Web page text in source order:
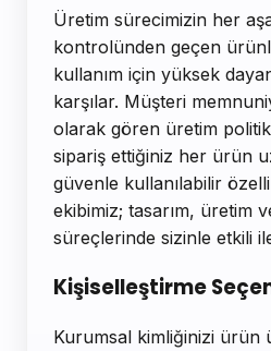
Üretim sürecimizin her
kontrolünden geçen
kullanım için yüksek
karşılar. Müşteri
olarak gören üretim
sipariş ettiğiniz her ürün
güvenle kullanılabilir
ekibimiz; tasarım, üretim
süreçlerinde sizinle etkili
Kişiselleştirme
Kurumsal kimliğinizi ürün